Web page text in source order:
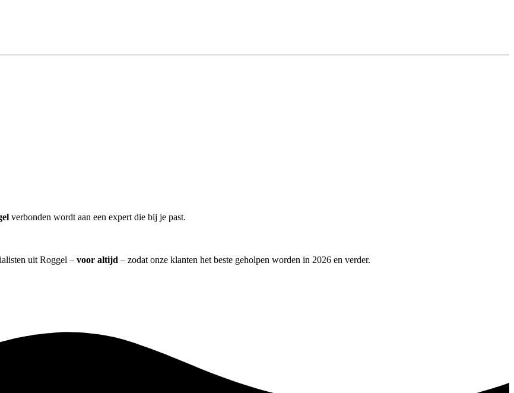
verbonden wordt aan een expert die bij je past.
uit Roggel – voor altijd – zodat onze klanten het beste geholpen worden in 2026 en verder.